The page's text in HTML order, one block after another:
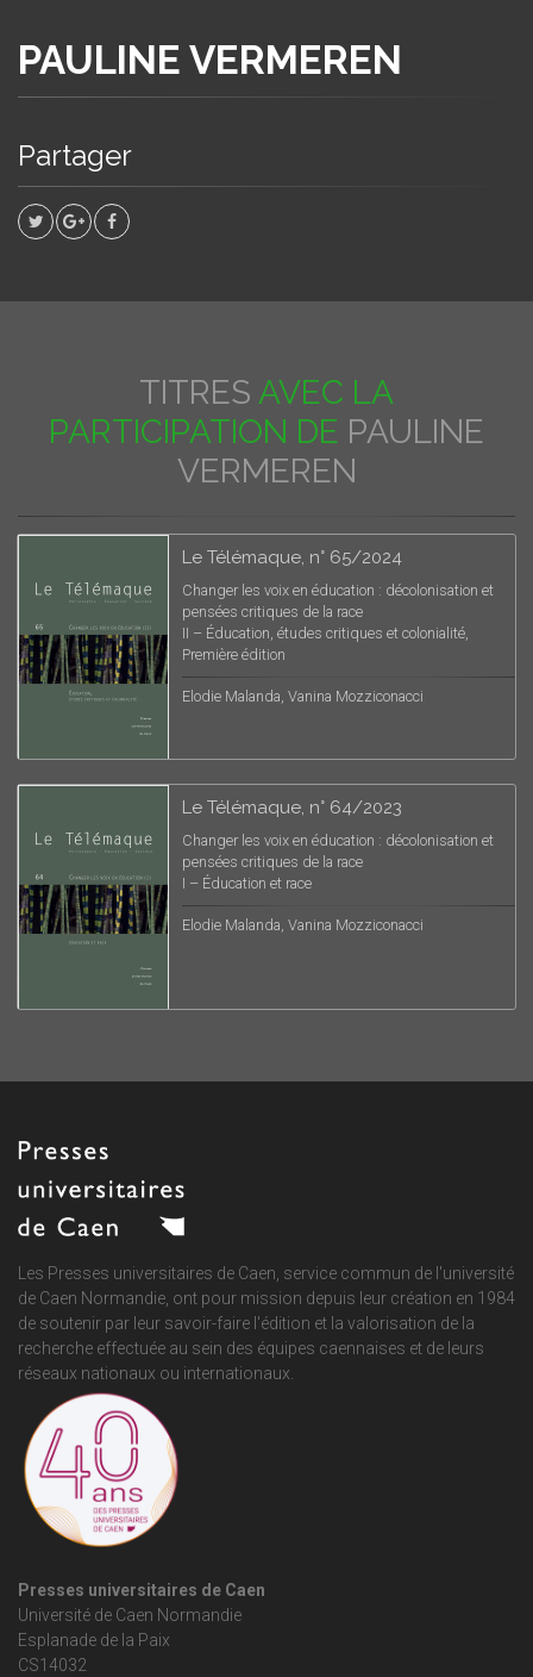
PAULINE VERMEREN
Partager
TITRES AVEC LA
PARTICIPATION DE PAULINE
VERMEREN
Le Télémaque, n° 65/2024
Changer les voix en éducation : décolonisation et
pensées critiques de la race
II – Éducation, études critiques et colonialité,
Première édition
Elodie Malanda, Vanina Mozziconacci
Le Télémaque, n° 64/2023
Changer les voix en éducation : décolonisation et
pensées critiques de la race
I – Éducation et race
Elodie Malanda, Vanina Mozziconacci
Les Presses universitaires de Caen, service commun de l'université
de Caen Normandie, ont pour mission depuis leur création en 1984
de soutenir par leur savoir-faire l'édition et la valorisation de la
recherche effectuée au sein des équipes caennaises et de leurs
réseaux nationaux ou internationaux.
Presses universitaires de Caen
Université de Caen Normandie
Esplanade de la Paix
CS14032